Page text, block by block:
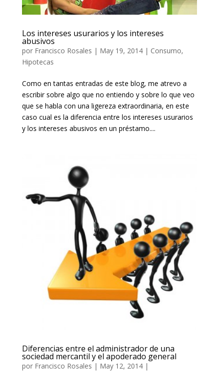
Los intereses usurarios y los intereses
abusivos
por Francisco Rosales | May 19, 2014| Consumo,
Hipotecas
Como en tantas entradas de este blog, me atrevo a
escribir sobre algo que no entiendo y sobre lo que veo
que se habla con una ligereza extraordinaria, en este
caso cual es la diferencia entre los intereses usurarios
y los intereses abusivos en un préstamo....
Diferencias entre el administrador de una
sociedad mercantil y el apoderado general
por Francisco Rosales | May 12, 2014|